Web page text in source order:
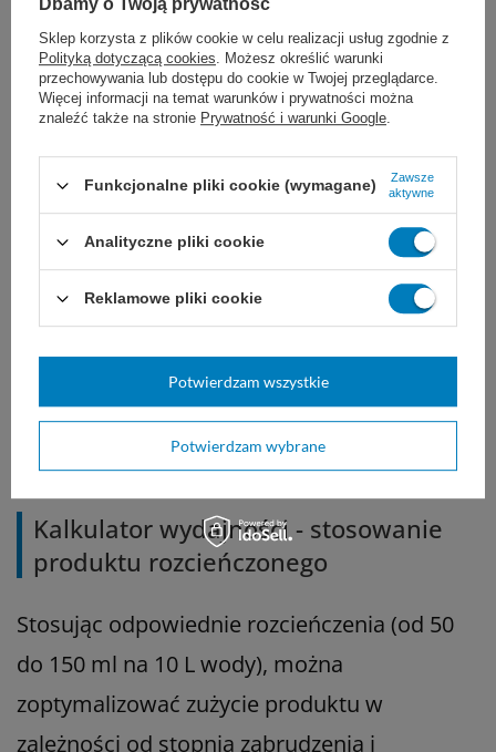
Zastosowanie do mycia powierzchni
wodoodpornych i w myciu po
remoncie
CLINEX Blink 1L znajduje szerokie
zastosowanie w czyszczeniu podłóg, szkła,
porowatych tworzyw sztucznych, PCV,
ceramiki, płytek szkliwionych, posadzek
gresowych oraz marmuru. Idealnie sprawdza
się zarówno w domach, jak i w obiektach
użytku publicznego, takich jak restauracje czy
obiekty handlowe.
Kalkulator wydajności - stosowanie
produktu rozcieńczonego
Stosując odpowiednie rozcieńczenia (od 50
do 150 ml na 10 L wody), można
zoptymalizować zużycie produktu w
zależności od stopnia zabrudzenia i
Dbamy o Twoją prywatność
Sklep korzysta z plików cookie w celu realizacji usług zgodnie z
Polityką dotyczącą cookies. Możesz określić warunki
przechowywania lub dostępu do cookie w Twojej przeglądarce.
Więcej informacji na temat warunków i prywatności można
znaleźć także na stronie Prywatność i warunki Google.
Funkcjonalne pliki cookie (wymagane)
Zawsze
aktywne
Analityczne pliki cookie
Reklamowe pliki cookie
Potwierdzam wybrane
Potwierdzam wszystkie